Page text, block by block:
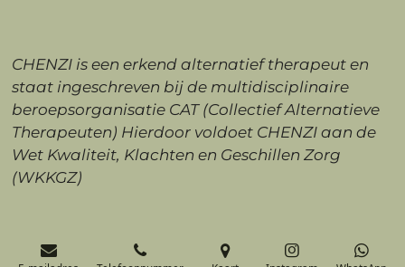
CHENZI is een erkend alternatief therapeut en
staat ingeschreven bij de multidisciplinaire
beroepsorganisatie CAT (Collectief Alternatieve
Therapeuten) Hierdoor voldoet CHENZI aan de
Wet Kwaliteit, Klachten en Geschillen Zorg
(WKKGZ)